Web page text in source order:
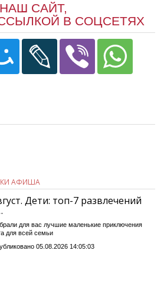
САЙТ,
В СОЦСЕТЯХ
АФИША
Дети: топ-7 развлечений
для вас лучшие маленькие приключения
для всей семьи
05.08.2026 14:05:03